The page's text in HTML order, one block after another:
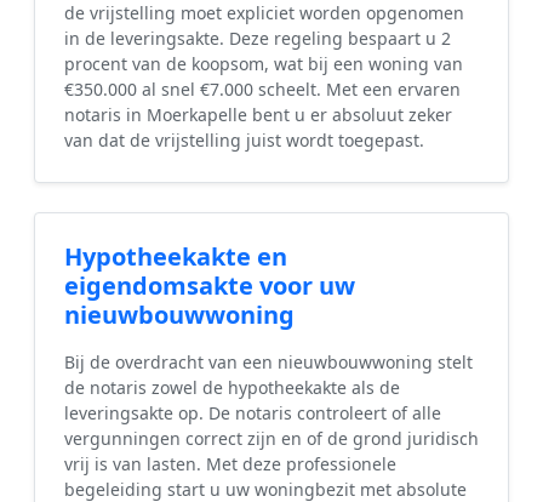
de vrijstelling moet expliciet worden opgenomen
in de leveringsakte. Deze regeling bespaart u 2
procent van de koopsom, wat bij een woning van
€350.000 al snel €7.000 scheelt. Met een ervaren
notaris in Moerkapelle bent u er absoluut zeker
van dat de vrijstelling juist wordt toegepast.
Hypotheekakte en
eigendomsakte voor uw
nieuwbouwwoning
Bij de overdracht van een nieuwbouwwoning stelt
de notaris zowel de hypotheekakte als de
leveringsakte op. De notaris controleert of alle
vergunningen correct zijn en of de grond juridisch
vrij is van lasten. Met deze professionele
begeleiding start u uw woningbezit met absolute